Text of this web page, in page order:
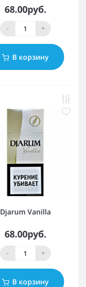
68.00руб.
- +
В корзину
Djarum Vanilla
68.00руб.
- +
В корзину